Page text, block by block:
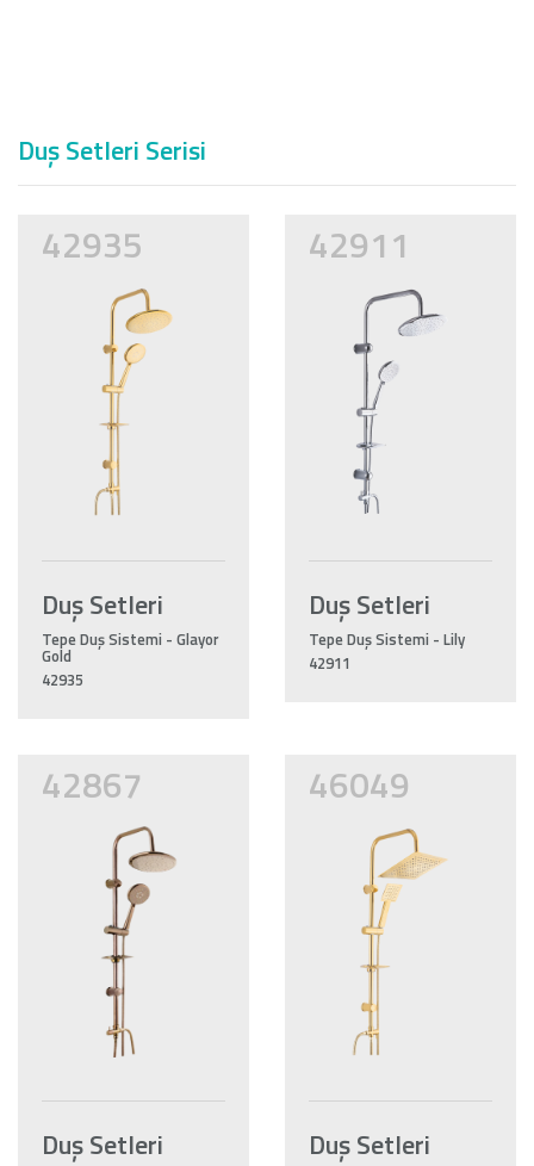
Duş Setleri Serisi
42935
Duş Setleri
Tepe Duş Sistemi - Glayor
Gold
42935
42911
Duş Setleri
Tepe Duş Sistemi - Lily
42911
42867
Duş Setleri
46049
Duş Setleri